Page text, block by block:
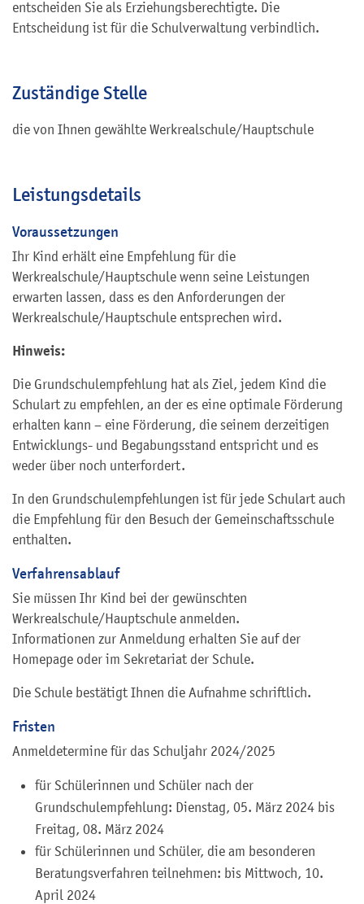
entscheiden Sie als Erziehungsberechtigte. Die
Entscheidung ist für die Schulverwaltung verbindlich.
Zuständige Stelle
die von Ihnen gewählte Werkrealschule/Hauptschule
Leistungsdetails
Voraussetzungen
Ihr Kind erhält eine Empfehlung für die
Werkrealschule/Hauptschule wenn seine Leistungen
erwarten lassen, dass es den Anforderungen der
Werkrealschule/Hauptschule entsprechen wird.
Hinweis:
Die Grundschulempfehlung hat als Ziel, jedem Kind die
Schulart zu empfehlen, an der es eine optimale Förderung
erhalten kann – eine Förderung, die seinem derzeitigen
Entwicklungs- und Begabungsstand entspricht und es
weder über noch unterfordert.
In den Grundschulempfehlungen ist für jede Schulart auch
die Empfehlung für den Besuch der Gemeinschaftsschule
enthalten.
Verfahrensablauf
Sie müssen Ihr Kind bei der gewünschten
Werkrealschule/Hauptschule anmelden.
Informationen zur Anmeldung erhalten Sie auf der
Homepage oder im Sekretariat der Schule.
Die Schule bestätigt Ihnen die Aufnahme schriftlich.
Fristen
Anmeldetermine für das Schuljahr 2024/2025
für Schülerinnen und Schüler nach der
Grundschulempfehlung: Dienstag, 05. März 2024 bis
Freitag, 08. März 2024
für Schülerinnen und Schüler, die am besonderen
Beratungsverfahren teilnehmen: bis Mittwoch, 10.
April 2024